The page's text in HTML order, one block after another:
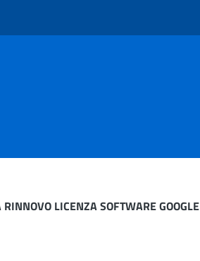
LICENZA SOFTWARE GOOGLE